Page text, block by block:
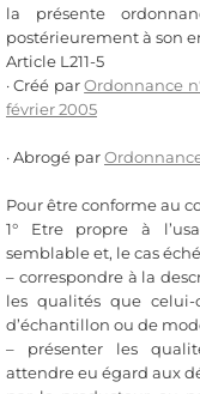
la présente
postérieurement à son
Article L211-5
· Créé parOrdonnance
février 2005
· Abrogé parOrdonnance
Pour être conforme au
1° Etre propre à
semblable et, le cas
– correspondre à la
les qualités que celui-
d’échantillon ou de
– présenter les
attendre eu égard aux